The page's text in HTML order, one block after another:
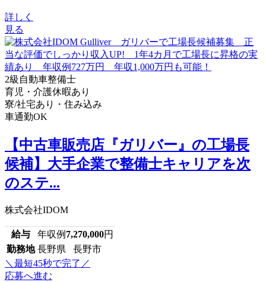
詳しく
見る
2級自動車整備士
育児・介護休暇あり
寮/社宅あり・住み込み
車通勤OK
【中古車販売店『ガリバー』の工場長
候補】大手企業で整備士キャリアを次
のステ...
株式会社IDOM
給与 年収例 7,270,000円
勤務地 長野県 長野市
＼最短45秒で完了／
応募へ進む